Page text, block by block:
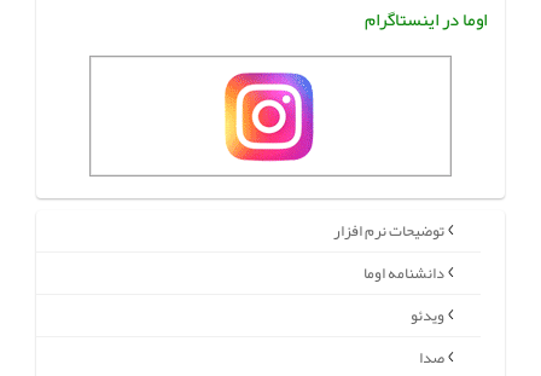
اوما در اینستاگرام
توضیحات نرم افزار
دانشنامه اوما
ویدئو
صدا